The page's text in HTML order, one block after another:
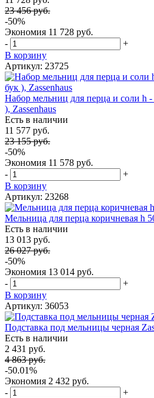
23 456 руб.
-50%
Экономия 11 728 руб.
-
+
В корзину
Артикул: 23725
Набор мельниц для перца и соли h
), Zassenhaus
Есть в наличии
11 577 руб.
23 155 руб.
-50%
Экономия 11 578 руб.
-
+
В корзину
Артикул: 23268
Мельница для перца коричневая h
Есть в наличии
13 013 руб.
26 027 руб.
-50%
Экономия 13 014 руб.
-
+
В корзину
Артикул: 36053
Подставка под мельницы черная
Есть в наличии
2 431 руб.
4 863 руб.
-50.01%
Экономия 2 432 руб.
-
+